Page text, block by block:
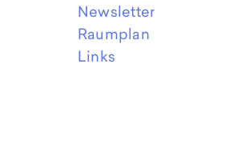
Newsletter
Raumplan
Links